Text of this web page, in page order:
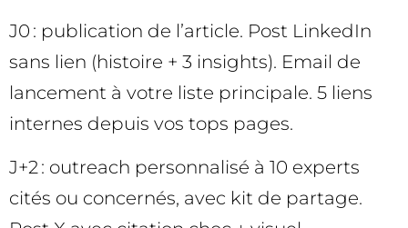
J0 : publication de l’article. Post LinkedIn
sans lien (histoire + 3 insights). Email de
lancement à votre liste principale. 5 liens
internes depuis vos tops pages.
J+2 : outreach personnalisé à 10 experts
cités ou concernés, avec kit de partage.